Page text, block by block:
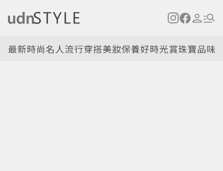
最新時尚名人流行穿搭美妝保養好時光賞珠寶品味